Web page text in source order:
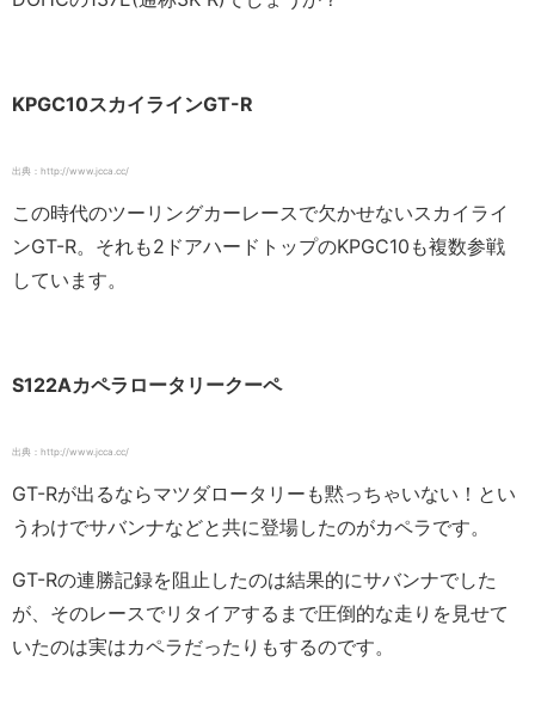
KPGC10スカイラインGT-R
出典：http://www.jcca.cc/
この時代のツーリングカーレースで欠かせないスカイライ
ンGT-R。それも2ドアハードトップのKPGC10も複数参戦
しています。
S122Aカペラロータリークーペ
出典：http://www.jcca.cc/
GT-Rが出るならマツダロータリーも黙っちゃいない！とい
うわけでサバンナなどと共に登場したのがカペラです。
GT-Rの連勝記録を阻止したのは結果的にサバンナでした
が、そのレースでリタイアするまで圧倒的な走りを見せて
いたのは実はカペラだったりもするのです。